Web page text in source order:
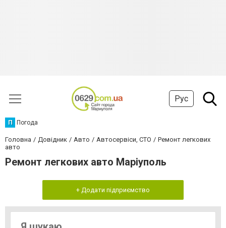
Рус
П Погода
Головна Довідник Авто Автосервіси, СТО
Ремонт легкових
авто
Ремонт легкових авто Маріуполь
+ Додати підприємство